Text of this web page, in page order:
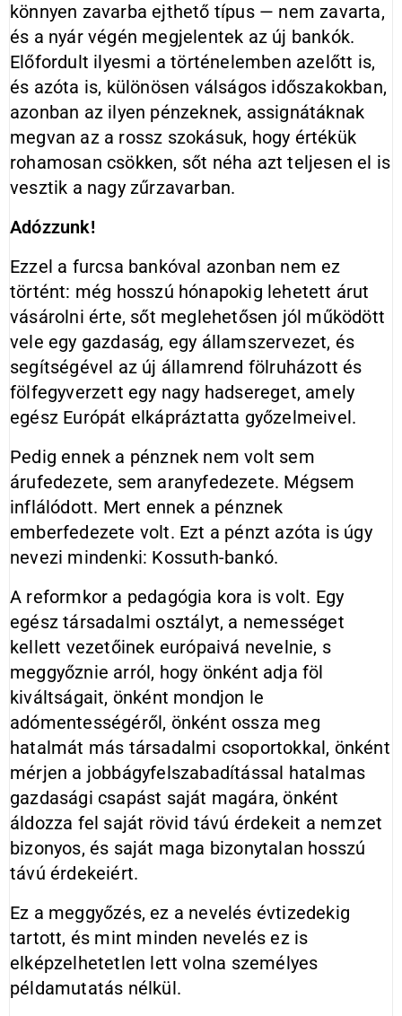
könnyen zavarba ejthető típus — nem zavarta,
és a nyár végén megjelentek az új bankók.
Előfordult ilyesmi a történelemben azelőtt is,
és azóta is, különösen válságos időszakokban,
azonban az ilyen pénzeknek, assignátáknak
megvan az a rossz szokásuk, hogy értékük
rohamosan csökken, sőt néha azt teljesen el is
vesztik a nagy zűrzavarban.
Adózzunk!
Ezzel a furcsa bankóval azonban nem ez
történt: még hosszú hónapokig lehetett árut
vásárolni érte, sőt meglehetősen jól működött
vele egy gazdaság, egy államszervezet, és
segítségével az új államrend fölruházott és
fölfegyverzett egy nagy hadsereget, amely
egész Európát elkápráztatta győzelmeivel.
Pedig ennek a pénznek nem volt sem
árufedezete, sem aranyfedezete. Mégsem
inflálódott. Mert ennek a pénznek
emberfedezete volt. Ezt a pénzt azóta is úgy
nevezi mindenki: Kossuth-bankó.
A reformkor a pedagógia kora is volt. Egy
egész társadalmi osztályt, a nemességet
kellett vezetőinek európaivá nevelnie, s
meggyőznie arról, hogy önként adja föl
kiváltságait, önként mondjon le
adómentességéről, önként ossza meg
hatalmát más társadalmi csoportokkal, önként
mérjen a jobbágyfelszabadítással hatalmas
gazdasági csapást saját magára, önként
áldozza fel saját rövid távú érdekeit a nemzet
bizonyos, és saját maga bizonytalan hosszú
távú érdekeiért.
Ez a meggyőzés, ez a nevelés évtizedekig
tartott, és mint minden nevelés ez is
elképzelhetetlen lett volna személyes
példamutatás nélkül.